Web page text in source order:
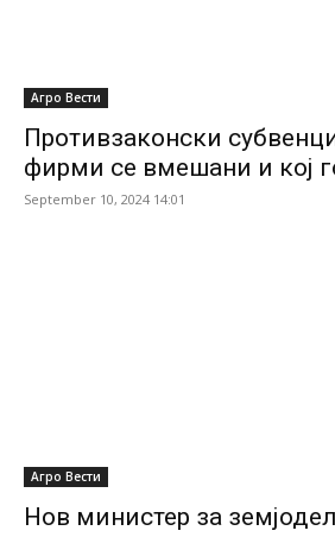
Агро Вести
Противзаконски
фирми се вмешани и кој
September 10, 2024 14:01
Агро Вести
Нов министер за